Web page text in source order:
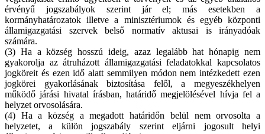
érvényű jogszabályok szerint jár el; más esetekben a
kormányhatározatok illetve a minisztériumok és egyéb központi
államigazgatási szervek belső normatív aktusai is irányadóak
számára.
(3) Ha a község hosszú ideig, azaz legalább hat hónapig nem
gyakorolja az átruházott államigazgatási feladatokkal kapcsolatos
jogköreit és ezen idő alatt semmilyen módon nem intézkedett ezen
jogkörei gyakorlásának biztosítása felől, a megyeszékhelyen
működő járási hivatal írásban, határidő megjelölésével hívja fel a
helyzet orvosolására.
(4) Ha a község a megadott határidőn belül nem orvosolta a
helyzetet, a külön jogszabály szerint eljárni jogosult helyi